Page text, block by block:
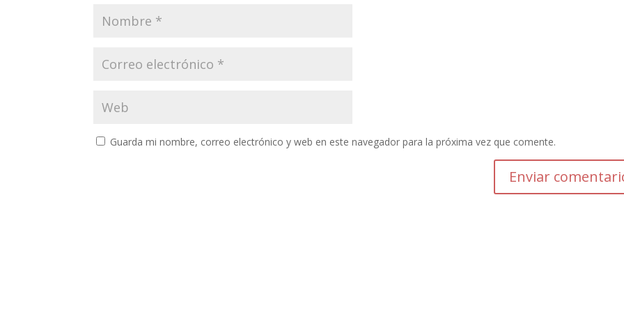
Guarda mi nombre, correo electrónico y web en este navegador para la próxima vez que comente.
Enviar